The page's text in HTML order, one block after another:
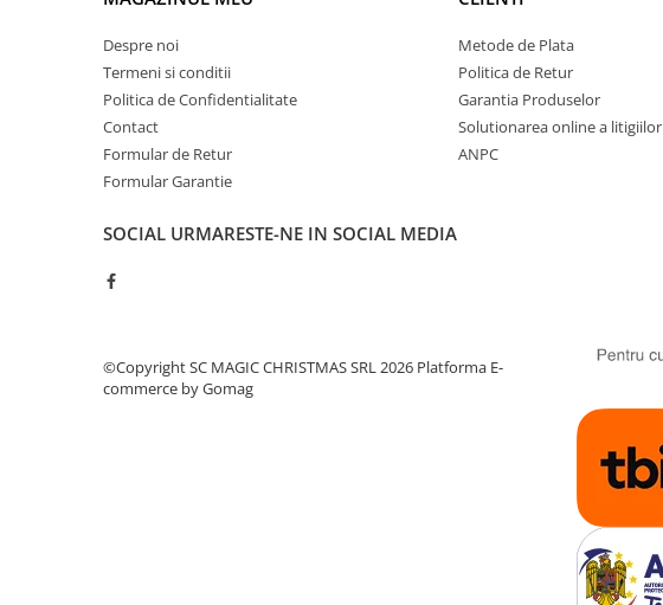
Despre noi
Termeni si conditii
Politica de Confidentialitate
Contact
Formular de Retur
Formular Garantie
Metode de Plata
Politica de Retur
Garantia Produselor
Solutionarea online a litigiilor
ANPC
SOCIAL URMARESTE-NE IN SOCIAL MEDIA
©Copyright SC MAGIC CHRISTMAS SRL 2026 Platforma E-
commerce by Gomag